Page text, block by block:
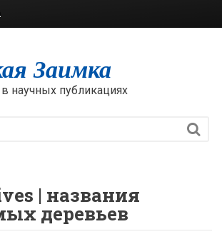
Заимка
научных публикациях
| названия
деревьев